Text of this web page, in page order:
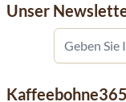
Unser